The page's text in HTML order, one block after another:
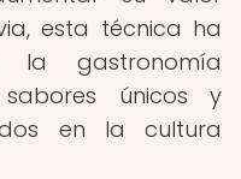
esta técnica ha
la gastronomía
únicos y
en la cultura